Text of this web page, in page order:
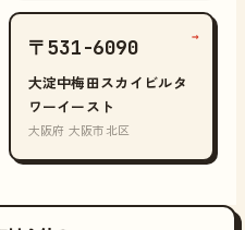
〒531-6090
大淀中梅田スカイビルタ
ワーイースト
大阪府 大阪市北区
→